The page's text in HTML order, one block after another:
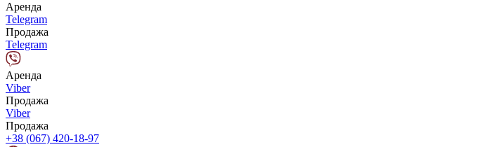
Аренда
Telegram
Продажа
Telegram
Аренда
Viber
Продажа
Viber
Продажа
+38 (067) 420-18-97